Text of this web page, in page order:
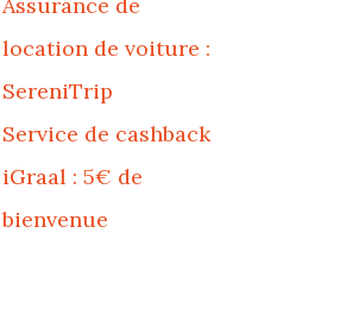
Assurance de
location de voiture :
SereniTrip
Service de cashback
iGraal : 5€ de
bienvenue